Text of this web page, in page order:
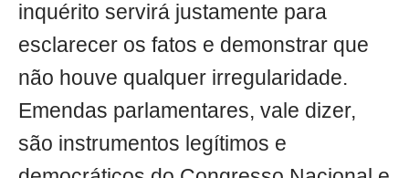
inquérito servirá justamente para
esclarecer os fatos e demonstrar que
não houve qualquer irregularidade.
Emendas parlamentares, vale dizer,
são instrumentos legítimos e